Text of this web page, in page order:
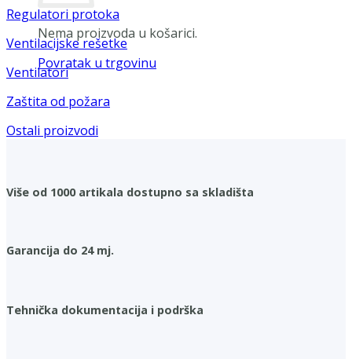
Nema proizvoda u košarici.
Povratak u trgovinu
Regulatori protoka
Ventilacijske rešetke
Ventilatori
Zaštita od požara
Ostali proizvodi
Više od 1000 artikala dostupno sa skladišta
Garancija do 24 mj.
Tehnička dokumentacija i podrška